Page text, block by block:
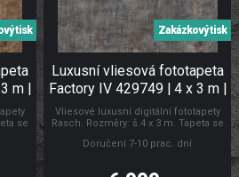
m |
se
se
tisk
Luxusní vliesová fototapeta
Factory IV 429749 | 4 x 3 m |
Lepidlo zdarma
Vliesové luxusní digitální fototapety
Rasch. Rozměry: š.4 x 3 m. Tapeta se
pouze zeď. Vliesové tapety na zeď se
Zakázkový tisk
Doručení 7-10 prac. dní